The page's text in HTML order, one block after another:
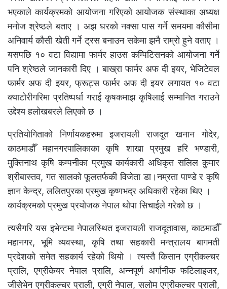
भएकाले कार्यक्रमको आयोजना गरिएको आयोजक संस्थाका अध्यक्ष
मनोज श्रेष्ठले बताए । अझ घरको नक्सा पास गर्ने समयमा कौसीमा
अनिवार्य कौसी खेती गर्ने ट्रस बनाउन सकेमा झनै राम्रो हुने वताए ।
यसपछि १० वटा विद्यामा फार्मर हाउस कम्पिटिसनको आयोजना गर्ने
पनि श्रेष्ठले जानकारी दिए । बाख्रा फार्मर अफ दी इयर, भेजिटेवल
फार्मर अफ दी इयर, फ्रूट्स फार्मर अफ दी इयर लगायत १० वटा
क्याटोरीगरिमा प्रतिष्पर्धा गराई कृषकमाझ कृषिलाई सम्मानित गराउने
उद्देश्य हलोखबरले लिएको छ ।
प्रतियोगिताको निर्णायकहरुमा इजरायली राजदूत खनान गोदेर,
काठमाडौँ महानगरपालिकाका कृषि शाखा प्रमुख हरि भण्डारी,
मुक्तिनाथ कृषि कम्पनीका प्रमुख कार्यकारी अधिकृत सलिल कुमार
श्रीबास्तव, गत सालको फूलतर्फकी विजेता डा।नम्रता पाण्डे र कृषि
ज्ञान केन्द्र, ललितपुरका प्रमुख कृष्णभद्र अधिकारी रहेका थिए ।
कार्यक्रमको प्रमुख प्रयोजक नेपाल थोपा सिचाईले गरेको छ ।
त्यसैगरि यस इभेन्टमा नेपालस्थित इजरायली राजदूतावास, काठमाडौँ
महानगर, भूमि व्यवस्था, कृषि तथा सहकारी मन्त्रालय बागमती
प्रदेशको समेत सहकार्य रहेको थियो । त्यस्तै किसान एग्रीकल्चर
प्रालि, एग्रीकेयर नेपाल प्रालि, अन्नपूर्ण अर्गानीक फटिलाइजर,
जीसेभेन एग्रीकल्चर प्राली, एग्री नेपाल, सलोम एग्रीकल्चर प्राली,